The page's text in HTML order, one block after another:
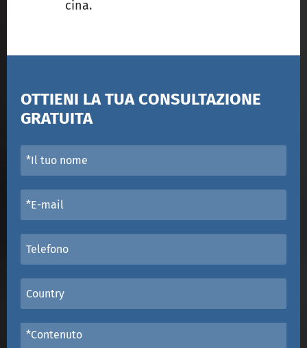
cina.
OTTIENI LA TUA CONSULTAZIONE
GRATUITA